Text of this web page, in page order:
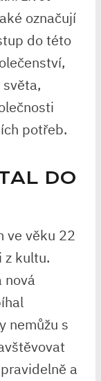
označují
do této
potřeb.
DO
ve věku 22
z kultu.
nová
nemůžu s
a